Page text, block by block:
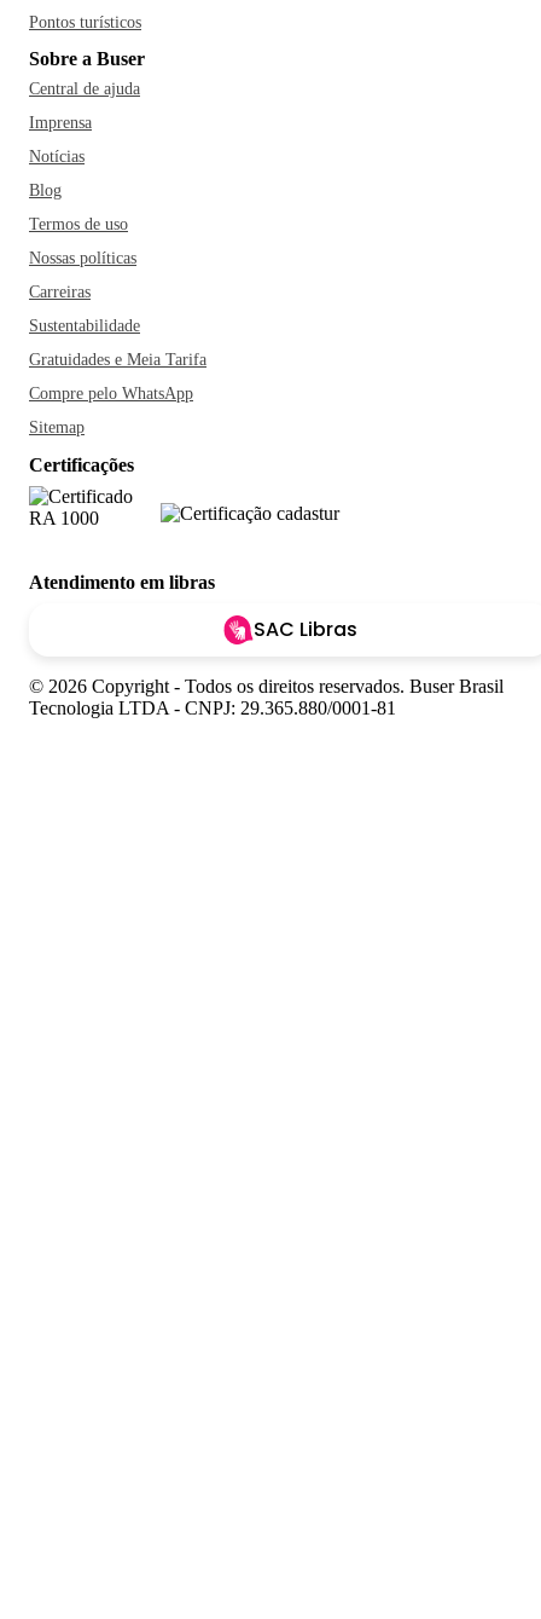
Pontos turísticos
Sobre a Buser
Central de ajuda
Imprensa
Notícias
Blog
Termos de uso
Nossas políticas
Carreiras
Sustentabilidade
Gratuidades e Meia Tarifa
Compre pelo WhatsApp
Sitemap
Certificações
Atendimento em libras
SAC Libras
© 2026 Copyright - Todos os direitos reservados. Buser Brasil
Tecnologia LTDA - CNPJ: 29.365.880/0001-81